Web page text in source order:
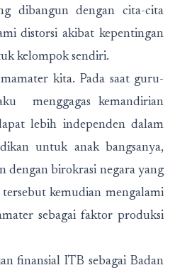
dibangun dengan cita-cita
distorsi akibat kepentingan
kelompok sendiri.
kita. Pada saat guru-
menggagas kemandirian
lebih independen dalam
untuk anak bangsanya,
dengan birokrasi negara yang
kemudian mengalami
sebagai faktor produksi
finansial ITB sebagai Badan